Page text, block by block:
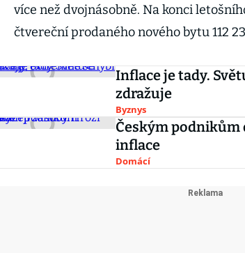
více než dvojnásobně. Na konci
čtvereční prodaného nového bytu 112
Inflace je tady.
zdražuje
Byznys
Českým podnikům
inflace
Domácí